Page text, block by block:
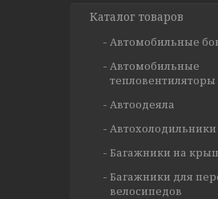
Каталог товаров
Автомобильные
Автомобильные
тепловентиляторы
Автоодеяла
Автохолодильники
Багажники на
Багажники для
велосипедов